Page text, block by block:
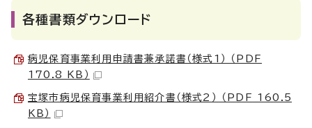
各種書類ダウンロード
病児保育事業利用申請書兼承諾書（様式1） （PDF
170.8 KB）
宝塚市病児保育事業利用紹介書（様式2） （PDF 160.5
KB）